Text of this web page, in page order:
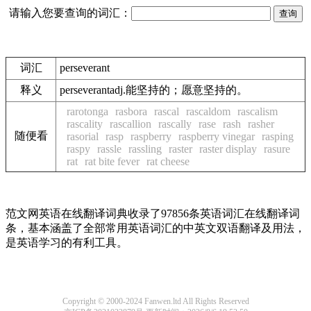
请输入您要查询的词汇：
词汇
perseverant
释义
perseverantadj.能坚持的；愿意坚持的。
随便看
rarotonga rasbora rascal rascaldom
rascalism
rascality rascallion rascally rase rash
rasher
rasorial
rasp raspberry raspberry vinegar rasping
raspy rassle rassling raster raster display rasure
rat rat bite fever rat cheese
范文网英语在线翻译词典收录了97856条英语词汇在线翻译词
条，基本涵盖了全部常用英语词汇的中英文双语翻译及用法，
是英语学习的有利工具。
Copyright © 2000-2024 Fanwen.ltd All Rights Reserved